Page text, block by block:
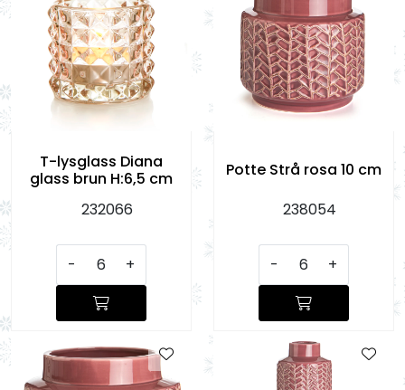
T-lysglass Diana
glass brun H:6,5 cm
232066
- +
Potte Strå rosa 10 cm
238054
- +